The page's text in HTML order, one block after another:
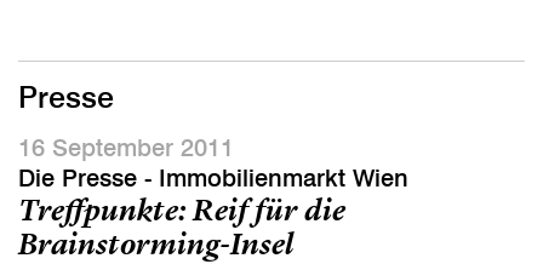
Presse
16 September 2011
Die Presse - Immobilienmarkt Wien
Treffpunkte: Reif für die
Brainstorming-Insel